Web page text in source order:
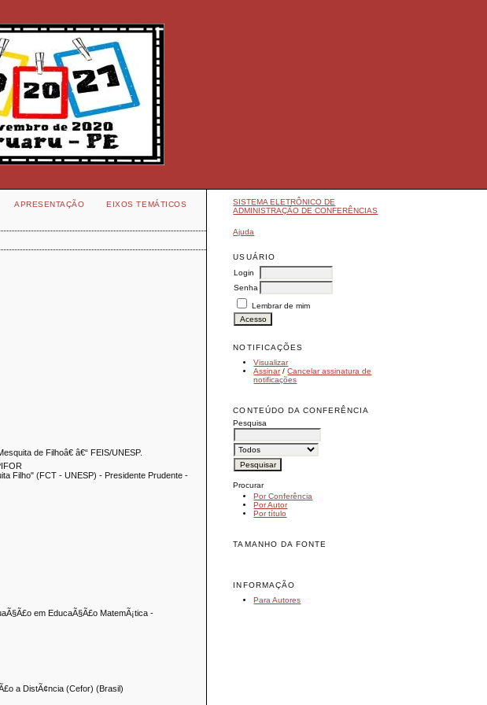
SISTEMA ELETRÔNICO DE
ADMINISTRAÇÃO DE CONFERÊNCIAS
Ajuda
USUÁRIO
Login
Senha
Lembrar de mim
NOTIFICAÇÕES
Visualizar
Assinar/Cancelar assinatura de
notificações
CONTEÚDO DA CONFERÊNCIA
Pesquisa
Procurar
Por Conferência
Por Autor
Por título
TAMANHO DA FONTE
INFORMAÇÃO
Para Autores
APRESENTAÇÃO
EIXOS TEMÁTICOS
de Filhoâ€ â€“ FEIS/UNESP.
Filho" (FCT - UNESP) - Presidente Prudente -
em EducaÃ§Ã£o MatemÃ¡tica -
a DistÃ¢ncia (Cefor) (Brasil)